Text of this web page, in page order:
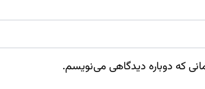
که دوباره دیدگاهی می‌نویسم.